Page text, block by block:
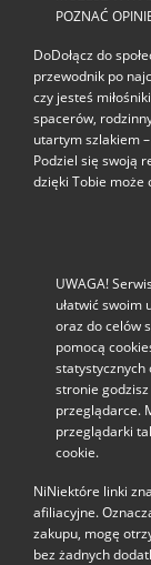
POZNAĆ
DoDołącz do
przewodnik po
czy jesteś
spacerów,
utartym szlakiem
Podziel się swoją
dzięki Tobie może
UWAGA!
ułatwić swoim
oraz do celów
pomocą
statystycznych
stronie
przeglądarce.
przeglądarki
cookie.
NiNiektóre linki
afiliacyjne.
zakupu, mogę
bez żadnych